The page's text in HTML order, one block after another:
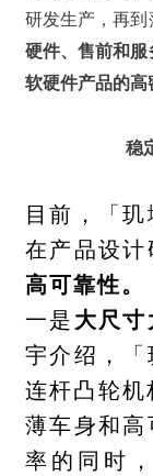
研发生产，再到
硬件、售前和
软硬件产品的高
稳
目前，「
在产品设
高可靠性。
一是大尺
宇介绍，「
连杆凸轮
薄车身和
率的同时